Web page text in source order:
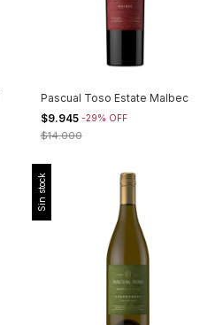
Pascual Toso Estate Malbec
$9.945 -29% OFF
$14.000
Sin stock